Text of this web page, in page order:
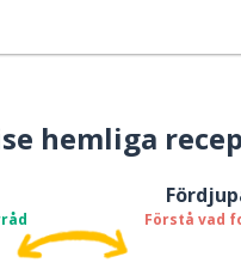
hemliga
Förstå vad